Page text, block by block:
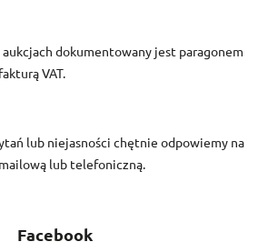
aukcjach dokumentowany jest paragonem
VAT.
lub niejasności chętnie odpowiemy na
lub telefoniczną.
Facebook